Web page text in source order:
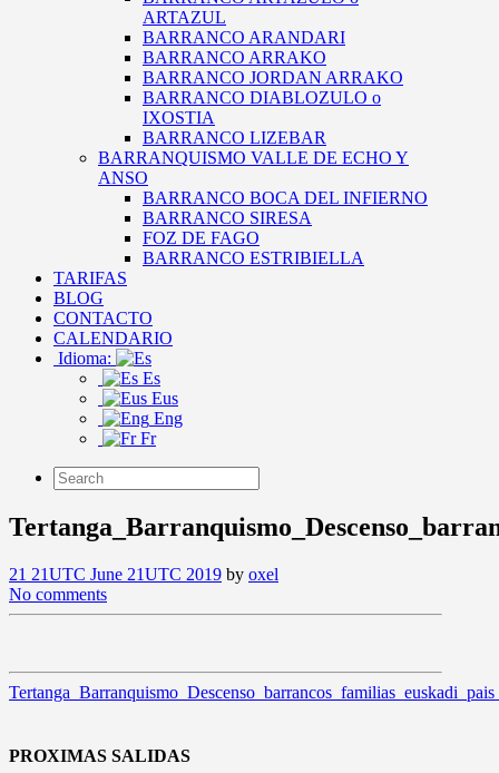
ARTAZUL
BARRANCO ARANDARI
BARRANCO ARRAKO
BARRANCO JORDAN ARRAKO
BARRANCO DIABLOZULO o
IXOSTIA
BARRANCO LIZEBAR
BARRANQUISMO VALLE DE ECHO Y
ANSO
BARRANCO BOCA DEL INFIERNO
BARRANCO SIRESA
FOZ DE FAGO
BARRANCO ESTRIBIELLA
TARIFAS
BLOG
CONTACTO
CALENDARIO
Idioma:
Es
Eus
Eng
Fr
21 21UTC June 21UTC 2019 by oxel
No comments
PROXIMAS SALIDAS